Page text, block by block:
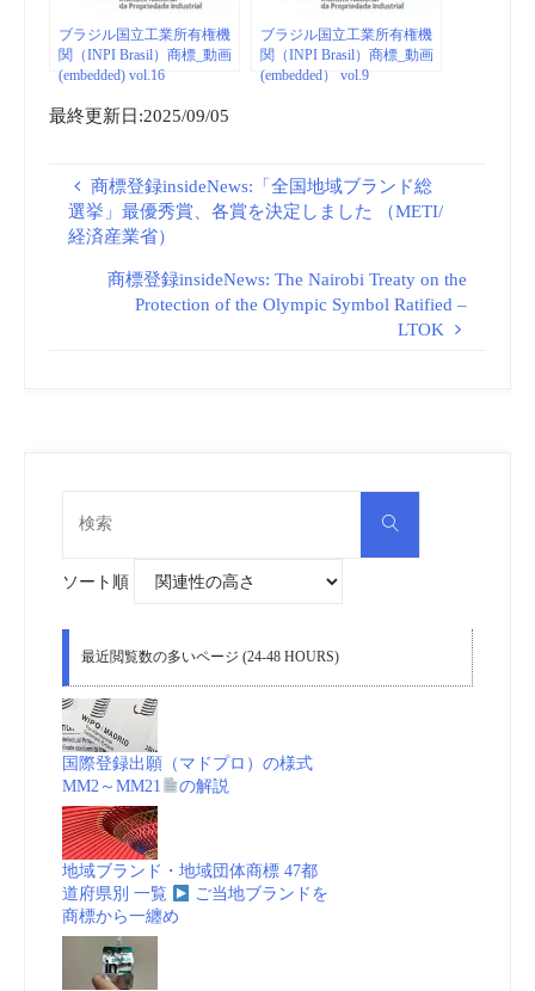
ブラジル国立工業所有権機
関（INPI Brasil）商標_動画
(embedded) vol.16
ブラジル国立工業所有権機
関（INPI Brasil）商標_動画
(embedded） vol.9
最終更新日:2025/09/05
商標登録insideNews:「全国地域ブランド総
選挙」最優秀賞、各賞を決定しました （METI/
経済産業省）
商標登録insideNews: The Nairobi Treaty on the
Protection of the Olympic Symbol Ratified –
LTOK
検
ソート順
最近閲覧数の多いページ (24-48 HOURS)
国際登録出願（マドプロ）の様式
MM2～MM21
の解説
地域ブランド・地域団体商標 47都
道府県別 一覧
ご当地ブランドを
商標から一纏め